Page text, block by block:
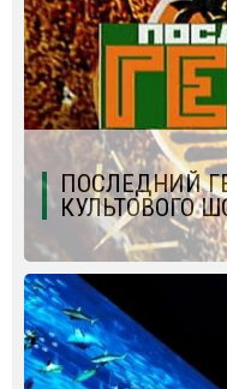
ПОСЛЕДНИЙ
КУЛЬТОВОГО